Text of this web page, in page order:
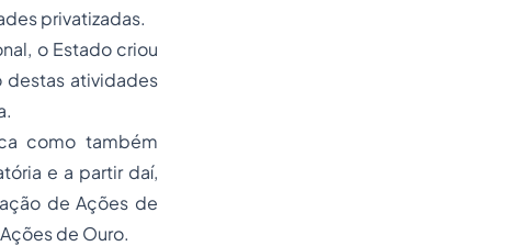
privatizadas.
o Estado criou
destas atividades
como também
e a partir daí,
de Ações de
de Ouro.